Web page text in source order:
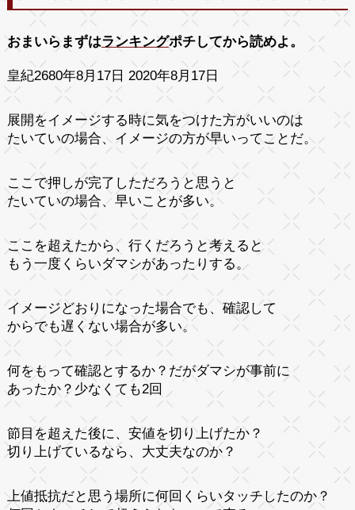
おまいらまずはランキングポチしてから読めよ。
皇紀2680年8月17日 2020年8月17日
展開をイメージする時に気をつけた方がいいのは
たいていの場合、イメージの方が早いってことだ。
ここで押しが完了しただろうと思うと
たいていの場合、早いことが多い。
ここを超えたから、行くだろうと考えると
もう一度くらいダマシがあったりする。
イメージどおりになった場合でも、確認して
からでも遅くない場合が多い。
何をもって確認とするか？だがダマシが事前に
あったか？少なくても2回
節目を超えた後に、安値を切り上げたか？
切り上げているなら、大丈夫なのか？
上値抵抗だと思う場所に何回くらいタッチしたのか？